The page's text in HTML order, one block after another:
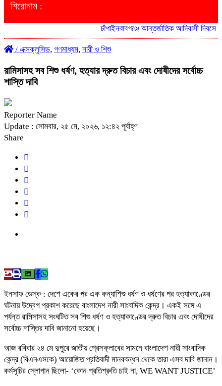
শিরোনাম :
চাঁপাইনবাবগঞ্জে আন্তর্জাতিক আদিবাসী দিবসে
/ এক্সক্লুসিভ, গণমাধ্যম, নারী ও শিশু
রামিসাসহ সব শিশু ধর্ষণ, হত্যার দ্রুত বিচার এবং দোষীদের সর্বোচ্চ
শাস্তি দাবি
Reporter Name
Update : সোমবার, ২৫ মে, ২০২৬, ১২:৪২ পূর্বাহ্ণ
Share
ইনসাফ ডেস্ক : দেশে একের পর এক কন্যাশিশু ধর্ষণ ও ধর্ষণের পর হত্যাকাণ্ডের
ঘটনায় উদ্বেগ প্রকাশ করেছে বাংলাদেশ নারী সাংবাদিক কেন্দ্র। একই সঙ্গে এ
পর্যন্ত রামিসাসহ সংঘটিত সব শিশু ধর্ষণ ও হত্যাকাণ্ডের দ্রুত বিচার এবং দোষীদের
সর্বোচ্চ শাস্তির দাবি জানানো হয়েছে।
আজ রবিবার ২৪ মে দুপুরে জাতীয় প্রেসক্লাবের সামনে বাংলাদেশ নারী সাংবাদিক
কেন্দ্র (বিএনএসকে) আয়োজিত প্রতিবাদী মানববন্ধন থেকে তারা এসব দাবি জানান।
কর্মসূচির স্লোগান ছিলো- ‘কোন প্রতিশ্রুতি চাই না, WE WANT JUSTICE’